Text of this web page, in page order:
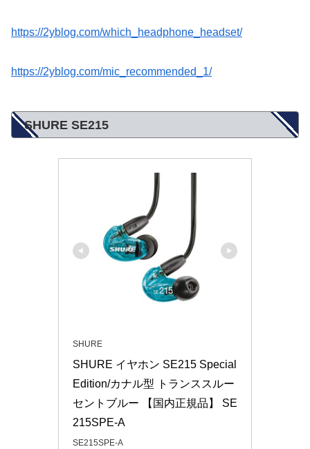
https://2yblog.com/which_headphone_headset/
https://2yblog.com/mic_recommended_1/
SHURE SE215
SHURE
SHURE イヤホン SE215 Special
Edition/カナル型 トランススルー
セントブルー 【国内正規品】 SE
215SPE-A
SE215SPE-A